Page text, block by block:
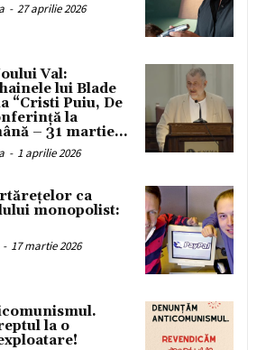
- 27 aprilie 2026
Val:
lui Blade
“Cristi Puiu, De
la
– 31 martie...
- 1 aprilie 2026
ca
monopolist:
- 17 martie 2026
la o